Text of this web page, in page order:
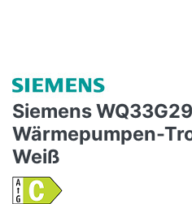
Siemens
Wärmepumpen-
Weiß